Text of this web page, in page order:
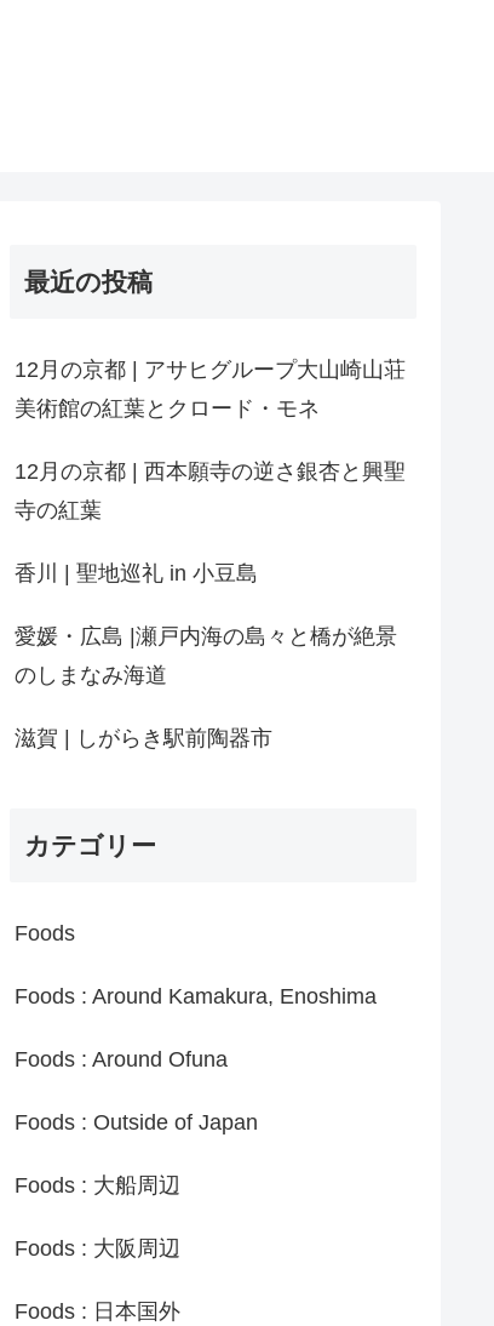
最近の投稿
12月の京都 | アサヒグループ大山崎山荘
美術館の紅葉とクロード・モネ
12月の京都 | 西本願寺の逆さ銀杏と興聖
寺の紅葉
香川 | 聖地巡礼 in 小豆島
愛媛・広島 |瀬戸内海の島々と橋が絶景
のしまなみ海道
滋賀 | しがらき駅前陶器市
カテゴリー
Foods
Foods : Around Kamakura, Enoshima
Foods : Around Ofuna
Foods : Outside of Japan
Foods : 大船周辺
Foods : 大阪周辺
Foods : 日本国外